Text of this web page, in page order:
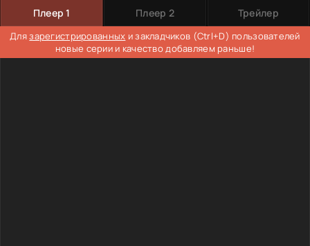
Плеер 1 Плеер 2 Трейлер
Длязарегистрированных и закладчиков (Ctrl+D) пользователей
новые серии и качество добавляем раньше!